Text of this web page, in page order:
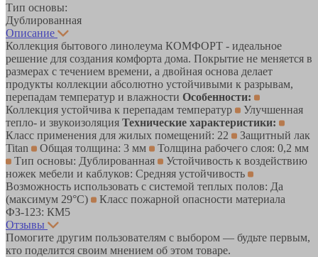
Тип основы:
Дублированная
Описание
Коллекция бытового линолеума КОМФОРТ - идеальное
решение для создания комфорта дома. Покрытие не меняется в
размерах с течением времени, а двойная основа делает
продукты коллекции абсолютно устойчивыми к разрывам,
перепадам температур и влажности Особенности:
Коллекция устойчива к перепадам температур
Улучшенная
тепло- и звукоизоляция Технические характеристики:
Класс применения для жилых помещений: 22
Защитный лак
Titan
Общая толщина: 3 мм
Толщина рабочего слоя: 0,2 мм
Тип основы: Дублированная
Устойчивость к воздействию
ножек мебели и каблуков: Средняя устойчивость
Возможность использовать с системой теплых полов: Да
(максимум 29°C)
Класс пожарной опасности материала
ФЗ-123: КМ5
Отзывы
Помогите другим пользователям с выбором — будьте первым,
кто поделится своим мнением об этом товаре.